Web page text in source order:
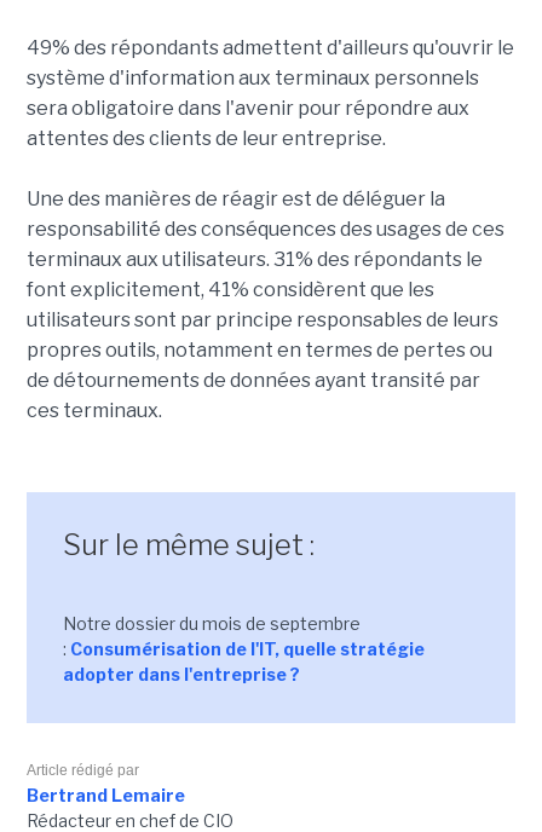
49% des répondants admettent d'ailleurs qu'ouvrir le
système d'information aux terminaux personnels
sera obligatoire dans l'avenir pour répondre aux
attentes des clients de leur entreprise.
Une des manières de réagir est de déléguer la
responsabilité des conséquences des usages de ces
terminaux aux utilisateurs. 31% des répondants le
font explicitement, 41% considèrent que les
utilisateurs sont par principe responsables de leurs
propres outils, notamment en termes de pertes ou
de détournements de données ayant transité par
ces terminaux.
Sur le même sujet :
Notre dossier du mois de septembre
: Consumérisation de l'IT, quelle stratégie
adopter dans l'entreprise ?
Article rédigé par
Bertrand Lemaire
Rédacteur en chef de CIO